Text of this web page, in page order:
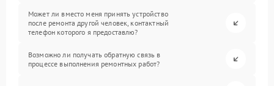
Может ли вместо меня принять устройство
после ремонта другой человек, контактный
телефон которого я предоставлю?
Возможно ли получать обратную связь в
процессе выполнения ремонтных работ?